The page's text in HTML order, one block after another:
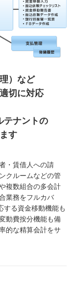
）など
切に対応
テナントの
す
・賃借人への請
クルームなどの管
複数組合の多会計
業務をフルカバ
する資金移動機能も
動費按分機能も備
的な精算会計をサ